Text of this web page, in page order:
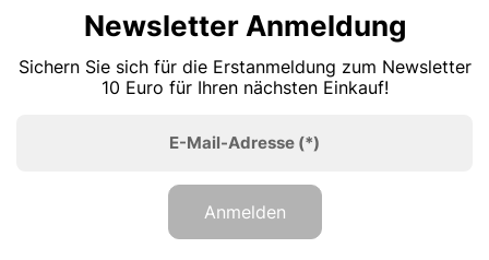
Newsletter Anmeldung
Sichern Sie sich für die Erstanmeldung zum Newsletter
10 Euro für Ihren nächsten Einkauf!
E-Mail-Adresse (*)
Anmelden